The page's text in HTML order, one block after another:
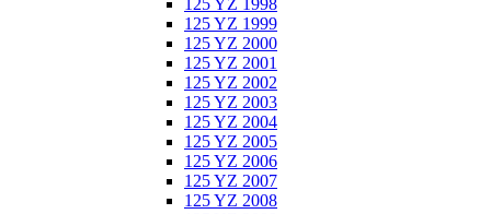
125 YZ 1998
125 YZ 1999
125 YZ 2000
125 YZ 2001
125 YZ 2002
125 YZ 2003
125 YZ 2004
125 YZ 2005
125 YZ 2006
125 YZ 2007
125 YZ 2008